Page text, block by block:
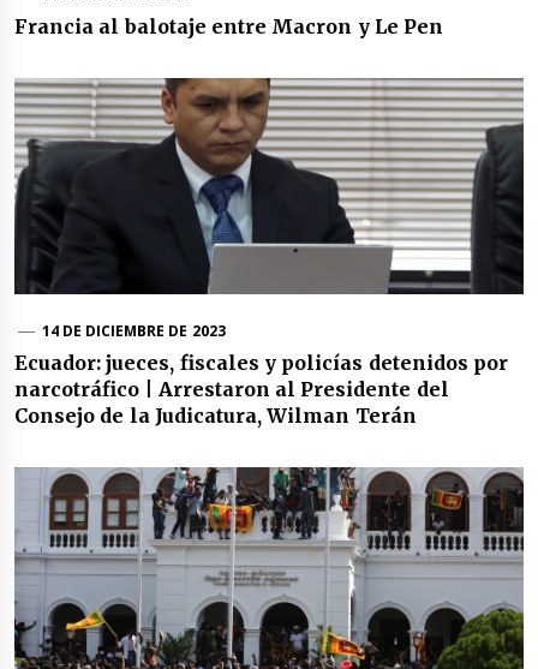
Francia al balotaje entre Macron y Le Pen
14 DE DICIEMBRE DE 2023
Ecuador: jueces, fiscales y policías detenidos por
narcotráfico | Arrestaron al Presidente del
Consejo de la Judicatura, Wilman Terán